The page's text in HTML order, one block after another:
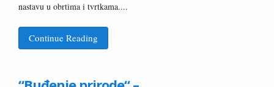
nastavu u obrtima i tvrtkama....
Continue Reading